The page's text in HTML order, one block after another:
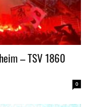
– TSV 1860
0